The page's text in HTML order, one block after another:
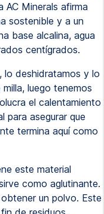
AC Minerals afirma
sostenible y a un
base alcalina, agua
centígrados.
lo deshidratamos y lo
luego tenemos
el calentamiento
para asegurar que
termina aquí como
este material
como aglutinante.
un polvo. Este